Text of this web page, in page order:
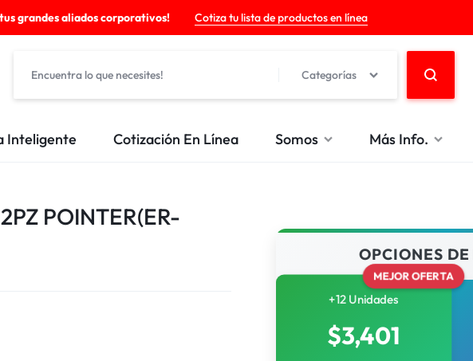
tus grandes aliados corporativos! Cotiza tu lista de productos en línea
Categorías
Inteligente Cotización En Línea Somos Más Info.
POINTER(ER-
OPCIONES
MEJOR OFERTA
+12 Unidades
$3,401